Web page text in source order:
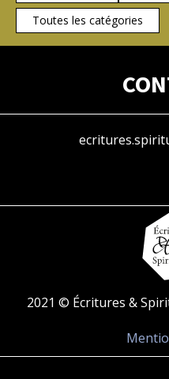
Toutes les catégories
2021 © Écritures &